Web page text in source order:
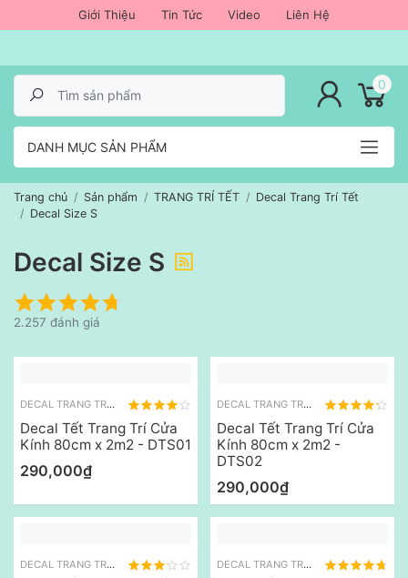
Giới Thiệu Tin Tức Video Liên Hệ
DANH MỤC SẢN PHẨM
0
Trang chủ Sản phẩm TRANG TRÍ TẾT
Decal Trang Trí Tết
Decal Size S
Decal Size S
2.257 đánh giá
DECAL TRANG TRÍ TẾT
Decal Tết Trang Trí Cửa
Kính 80cm x 2m2 - DTS01
290,000₫
DECAL TRANG TRÍ TẾT
Decal Tết Trang Trí Cửa
Kính 80cm x 2m2 -
DTS02
290,000₫
DECAL TRANG TRÍ TẾT DECAL TRANG TRÍ TẾT